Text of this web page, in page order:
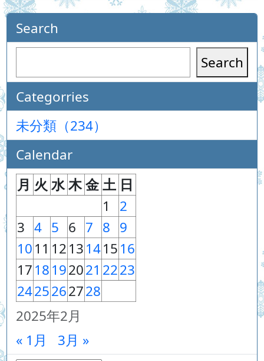
Search
Search
Categorries
未分類（234）
Calendar
2025年2月
月 火 水木金 土 日
1
2
3 4 5 6 7 8 9
1011 1213141516
1718192021 2223
2425262728
« 1月 3月 »